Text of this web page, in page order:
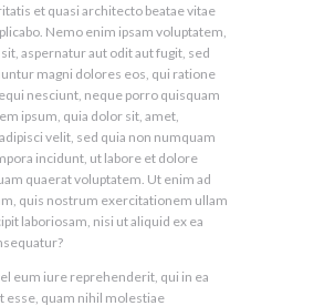
et quasi architecto beatae vitae
Nemo enim ipsam voluptatem,
aspernatur aut odit aut fugit, sed
magni dolores eos, qui ratione
nesciunt, neque porro quisquam
ipsum, quia dolor sit, amet,
velit, sed quia non numquam
incidunt, ut labore et dolore
quaerat voluptatem. Ut enim ad
quis nostrum exercitationem ullam
laboriosam, nisi ut aliquid ex ea
eum iure reprehenderit, qui in ea
esse, quam nihil molestiae